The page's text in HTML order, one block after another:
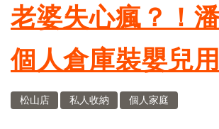
老婆失心瘋？！
個人倉庫裝嬰兒
松山店 私人收納 個人家庭